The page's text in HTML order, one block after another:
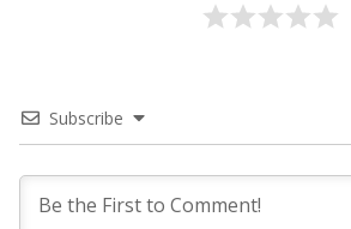
Subscribe